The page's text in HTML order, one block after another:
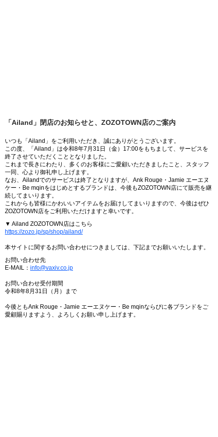
「Ailand」閉店のお知らせと、ZOZOTOWN店のご案内
いつも「Ailand」をご利用いただき、誠にありがとうございます。
この度、「Ailand」は令和8年7月31日（金）17:00をもちまして、サービスを
終了させていただくこととなりました。
これまで長きにわたり、多くのお客様にご愛顧いただきましたこと、スタッフ
一同、心より御礼申し上げます。
なお、Ailandでのサービスは終了となりますが、Ank Rouge・Jamie エーエヌ
ケー・Be mqinをはじめとするブランドは、今後もZOZOTOWN店にて販売を継
続してまいります。
これからも皆様にかわいいアイテムをお届けしてまいりますので、今後はぜひ
ZOZOTOWN店をご利用いただけますと幸いです。
▼ Ailand ZOZOTOWN店はこちら
https://zozo.jp/sp/shop/ailand/
本サイトに関するお問い合わせにつきましては、下記までお願いいたします。
お問い合わせ先
E-MAIL： info@vaxiv.co.jp
お問い合わせ受付期間
令和8年8月31日（月）まで
今後ともAnk Rouge・Jamie エーエヌケー・Be mqinならびに各ブランドをご
愛顧賜りますよう、よろしくお願い申し上げます。